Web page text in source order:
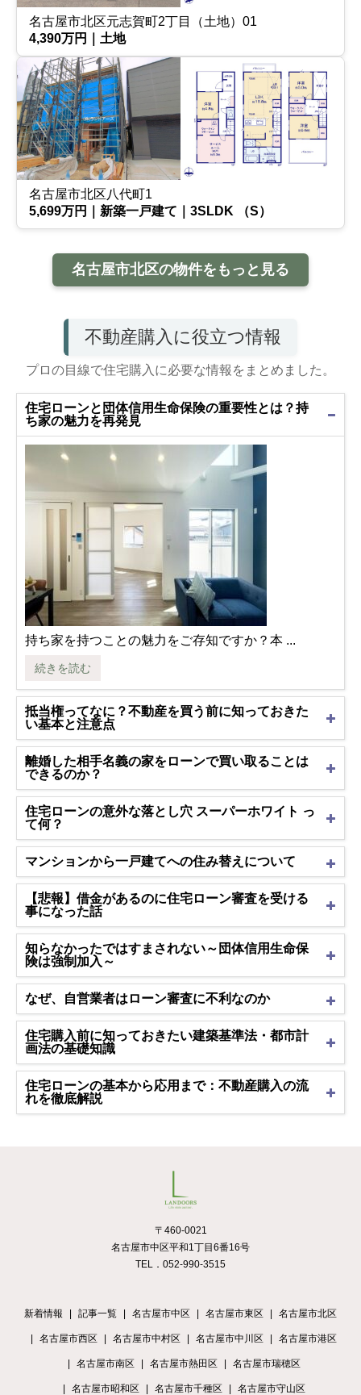
名古屋市北区元志賀町2丁目（土地）01
4,390万円｜土地
名古屋市北区八代町1
5,699万円｜新築一戸建て｜3SLDK （S）
名古屋市北区の物件をもっと見る
不動産購入に役立つ情報
プロの目線で住宅購入に必要な情報をまとめました。
住宅ローンと団体信用生命保険の重要性とは？持
ち家の魅力を再発見
持ち家を持つことの魅力をご存知ですか？本 ...
続きを読む
抵当権ってなに？不動産を買う前に知っておきた
い基本と注意点
離婚した相手名義の家をローンで買い取ることは
できるのか？
住宅ローンの意外な落とし穴 スーパーホワイト っ
て何？
マンションから一戸建てへの住み替えについて
【悲報】借金があるのに住宅ローン審査を受ける
事になった話
知らなかったではすまされない～団体信用生命保
険は強制加入～
なぜ、自営業者はローン審査に不利なのか
住宅購入前に知っておきたい建築基準法・都市計
画法の基礎知識
住宅ローンの基本から応用まで：不動産購入の流
れを徹底解説
〒460-0021
名古屋市中区平和1丁目6番16号
TEL．052-990-3515
新着情報 記事一覧 名古屋市中区 名古屋市東区 名古屋市北区
名古屋市西区 名古屋市中村区 名古屋市中川区 名古屋市港区
名古屋市南区 名古屋市熱田区 名古屋市瑞穂区
名古屋市昭和区 名古屋市千種区 名古屋市守山区